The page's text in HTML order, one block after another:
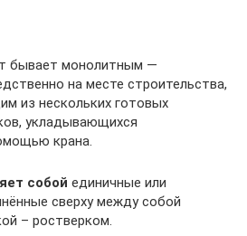
бывает монолитным —
на месте строительства,
из нескольких готовых
укладывающихся
крана.
собой единичные или
сверху между собой
– ростверком.